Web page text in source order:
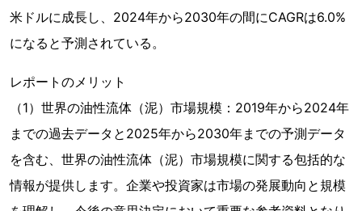
米ドルに成長し、2024年から2030年の間にCAGRは6.0%
になると予測されている。
レポートのメリット
（1）世界の油性流体（泥）市場規模：2019年から2024年
までの過去データと2025年から2030年までの予測データ
を含む、世界の油性流体（泥）市場規模に関する包括的な
情報が提供します。企業や投資家は市場の発展動向と規模